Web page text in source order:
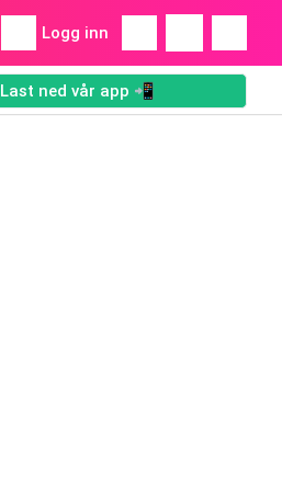
Logg inn
Last ned vår app 📲